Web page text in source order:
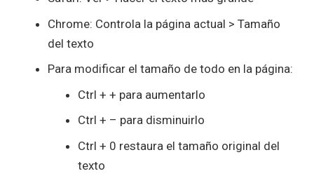
Chrome: Controla la página actual > Tamaño
del texto
Para modificar el tamaño de todo en la página:
Ctrl + + para aumentarlo
Ctrl + – para disminuirlo
Ctrl + 0 restaura el tamaño original del
texto